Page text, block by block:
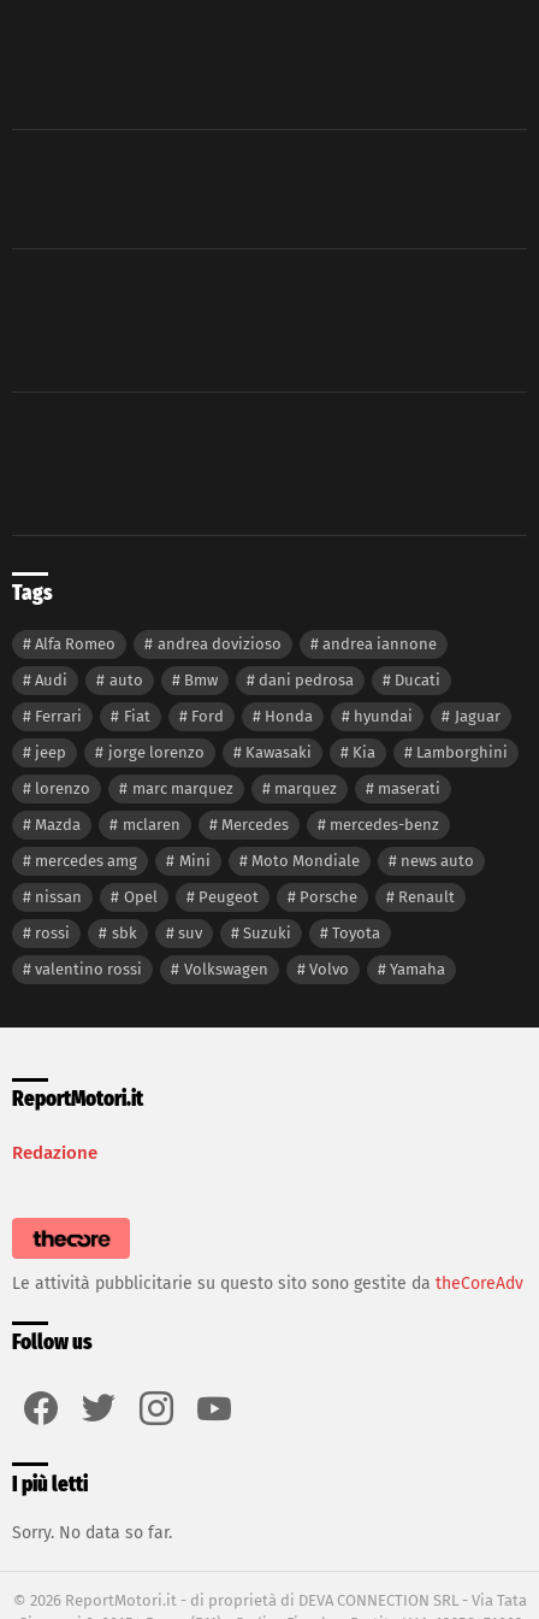
Tags
Alfa Romeo andrea dovizioso
andrea iannone
Audi
auto Bmw dani pedrosa
Ducati
Ferrari
Fiat Ford Honda hyundai
Jaguar
jeep
jorge lorenzo Kawasaki Kia
Lamborghini
lorenzo
marc marquez marquez
maserati
Mazda
mclaren Mercedes
mercedes-benz
mercedes amg
Mini Moto Mondiale
news auto
nissan
Opel Peugeot Porsche
Renault
rossi
sbk suv Suzuki
Toyota
valentino rossi
Volkswagen Volvo Yamaha
ReportMotori.it
Redazione
Le attività pubblicitarie su questo sito sono gestite da theCoreAdv
Follow us
I più letti
Sorry. No data so far.
© 2026 ReportMotori.it - di proprietà di DEVA CONNECTION SRL - Via Tata